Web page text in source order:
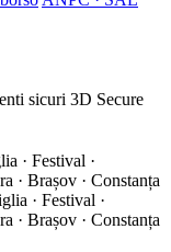
sicuri 3D Secure
· Festival ·
· Brașov · Constanța
· Festival ·
· Brașov · Constanța